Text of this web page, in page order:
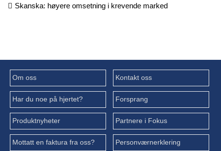
Skanska: høyere omsetning i krevende marked
Om oss Kontakt oss
Har du noe på hjertet? Forsprang
Produktnyheter Partnere i Fokus
Mottatt en faktura fra oss? Personværnerklering